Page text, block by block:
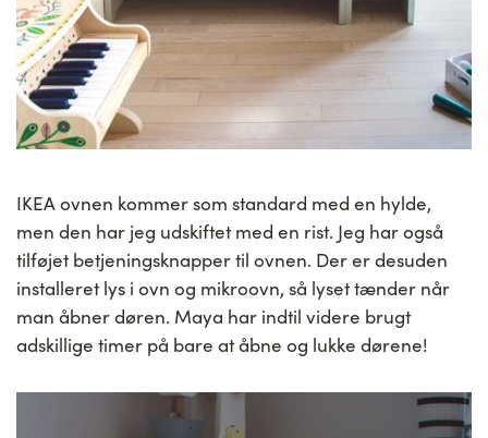
IKEA ovnen kommer som standard med en hylde,
men den har jeg udskiftet med en rist. Jeg har også
tilføjet betjeningsknapper til ovnen. Der er desuden
installeret lys i ovn og mikroovn, så lyset tænder når
man åbner døren. Maya har indtil videre brugt
adskillige timer på bare at åbne og lukke dørene!